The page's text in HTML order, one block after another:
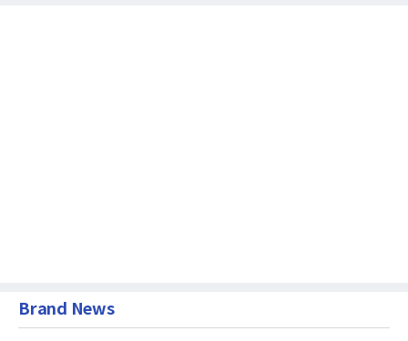
Brand News